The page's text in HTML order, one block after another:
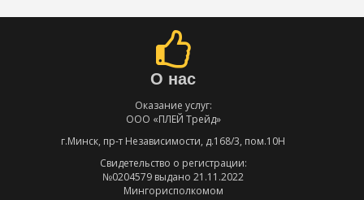
О нас
Оказание услуг:
ООО «ПЛЕЙ Трейд»
г.Минск, пр-т Независимости, д.168/3, пом.10Н
Свидетельство о регистрации:
№0204579 выдано 21.11.2022
Мингорисполкомом